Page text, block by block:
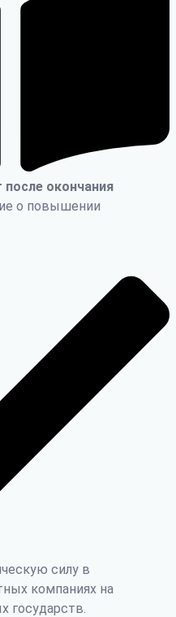
окончания
о повышении
силу в
компаниях на
государств.